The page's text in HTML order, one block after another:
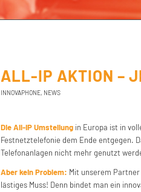
ALL-IP AKTION –
INNOVAPHONE, NEWS
Die All-IP Umstellung in Europa ist in
Festnetztelefonie dem Ende entgegen.
Telefonanlagen nicht mehr genutzt
Aber kein Problem: Mit unserem
lästiges Muss! Denn bindet man ein